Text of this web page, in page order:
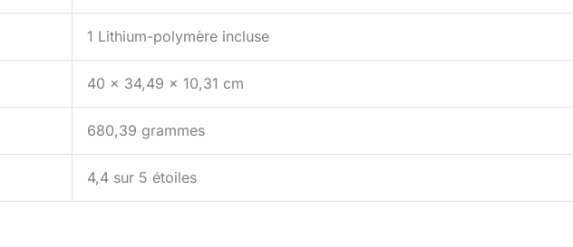
1 Lithium-polymère incluse
40 x 34,49 x 10,31 cm
680,39 grammes
4,4 sur 5 étoiles